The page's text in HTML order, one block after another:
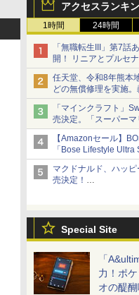
アクセスランキ
1時間 24時間
「無職転生III」第7話
開！ リニアとプルセ
任天堂、令和8年熊本
どの無償修理を実施
も発表
「マインクラフト」
売決定。「スーパーマ
Switch版からのアッ
【Amazonセール】
「Bose Lifestyle
ファー「Bose
お買い得！
マクドナルド、ハッ
売決定！
ポケモン30周年記念
Special Site
「
力！ポ
オの醍